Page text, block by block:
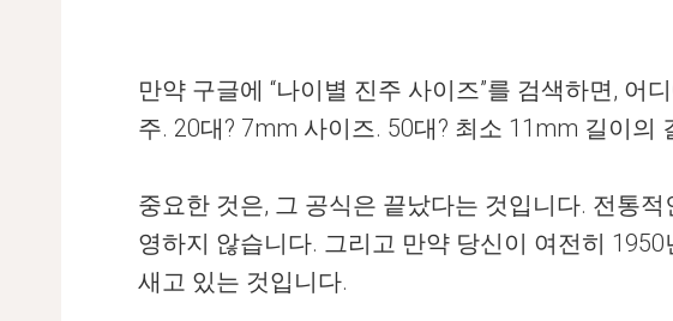
만약 구글에 “나이별 진주 사이즈”를 검색하면,
주. 20대? 7mm 사이즈. 50대? 최소 11mm 길이의
중요한 것은, 그 공식은 끝났다는 것입니다. 전통
영하지 않습니다. 그리고 만약 당신이 여전히
새고 있는 것입니다.